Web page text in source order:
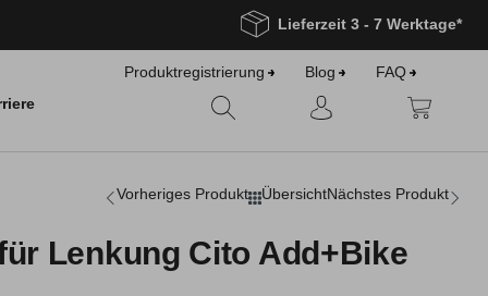
Lieferzeit 3 - 7 Werktage*
Produktregistrierung Blog
FAQ
Vorheriges Produkt ÜbersichtNächstes Produkt
Lenkung Cito Add+Bike